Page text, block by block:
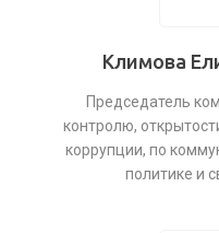
Климова
Председатель
контролю,
коррупции, по
политике и